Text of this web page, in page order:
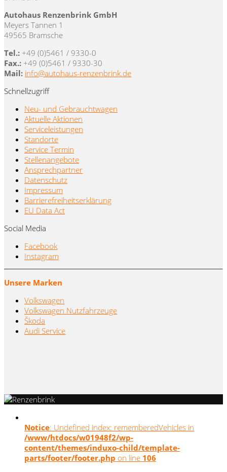
Autohaus Renzenbrink GmbH
Meyers Tannen 1
49565 Bramsche
Tel.: +49 (0)5461 / 9330-0
Fax.: +49 (0)5461 / 9330-30
Mail: info@autohaus-renzenbrink.de
Schnellzugriff
Neu- und Gebrauchtwagen
Aktuelle Aktionen
Serviceleistungen
Standorte
Service Termin
Stellenangebote
Ansprechpartner
Datenschutz
Impressum
Barrierefreiheitserklärung
EU Data Act
Social Media
Facebook
Instagram
Unsere Marken
Volkswagen
Volkswagen Nutzfahrzeuge
Škoda
Audi Service
Notice: Undefined index: rememberedVehicles in
/www/htdocs/w01948f2/wp-
content/themes/induxo-child/template-
parts/footer/footer.php on line 106